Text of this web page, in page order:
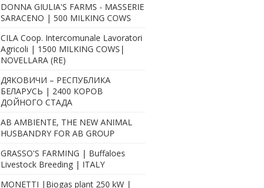
DONNA GIULIA'S FARMS - MASSERIE
SARACENO | 500 MILKING COWS
CILA Coop. Intercomunale Lavoratori
Agricoli | 1500 MILKING COWS|
NOVELLARA (RE)
ДЯКОВИЧИ – РЕСПУБЛИКА
БЕЛАРУСЬ | 2400 КОРОВ
ДОЙНОГО СТАДА
AB AMBIENTE, THE NEW ANIMAL
HUSBANDRY FOR AB GROUP
GRASSO'S FARMING | Buffaloes
Livestock Breeding | ITALY
MONETTI |Biogas plant 250 kW |